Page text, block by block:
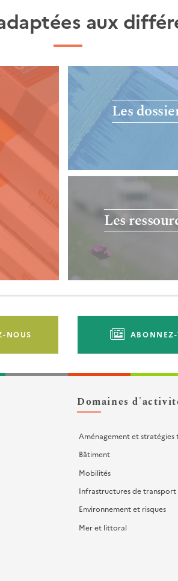
aux
Les
Les
NOUS ABONNEZ-
Domaines
Aménagement et
Bâtiment
Mobilités
Infrastructures de transport
Environnement et risques
Mer et littoral